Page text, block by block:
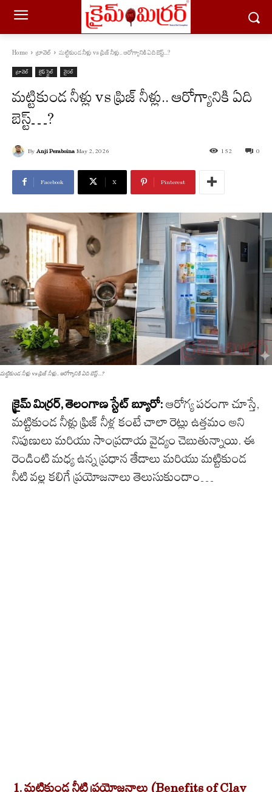
Home ట్రావెల్ మట్టికుండ నీళ్లు vs ఫ్రిజ్ నీళ్లు.. ఆరోగ్యానికి ఏది బెస్ట్...?
ట్రావెల్ లైఫ్ స్టైల్ వైరల్
మట్టికుండ నీళ్లు vs ఫ్రిజ్ నీళ్లు.. ఆరోగ్యానికి ఏది
బెస్ట్…?
By Anji Peraboina May 2, 2026 0
152
Facebook X Pinterest
మట్టికుండ నీళ్లు vs ఫ్రిజ్ నీళ్లు.. ఆరోగ్యానికి ఏది బెస్ట్...?
క్రైమ్మిర్రర్,తెలంగాణస్టేట్బ్యూరో: ఆరోగ్య పరంగా చూస్తే,
మట్టికుండ నీళ్లు ఫ్రిజ్ నీళ్ల కంటే చాలా రెట్లు ఉత్తమం అని
నిపుణులు మరియు సాంప్రదాయ వైద్యం చెబుతున్నాయి. ఈ
రెండింటి మధ్య ఉన్న ప్రధాన తేడాలు మరియు మట్టికుండ
నీటి వల్ల కలిగే ప్రయోజనాలుతెలుసుకుందాం
1. మట్టికుండ నీటి ప్రయోజనాలు (Benefits of Clay